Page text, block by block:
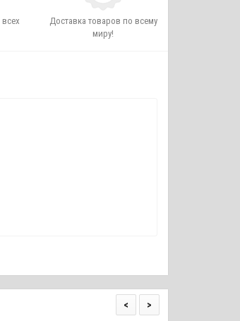
всех
Доставка товаров по всему
миру!
< >